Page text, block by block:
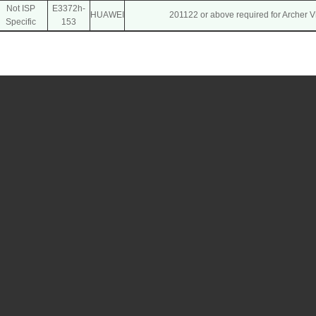
Not ISP
Specific
E3372h-
153
HUAWEI 201122 or above required for Archer